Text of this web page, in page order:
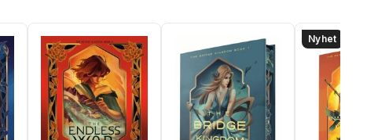
Nyhet